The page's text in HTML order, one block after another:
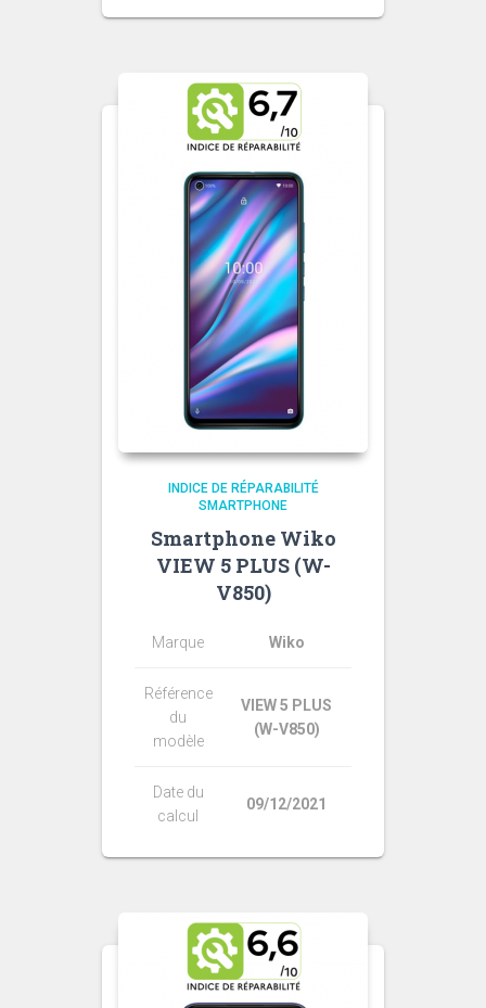
INDICE DE RÉPARABILITÉ
SMARTPHONE
Smartphone Wiko
VIEW 5 PLUS (W-
V850)
Marque Wiko
Référence
du
modèle
VIEW 5 PLUS
(W-V850)
Date du
calcul
09/12/2021